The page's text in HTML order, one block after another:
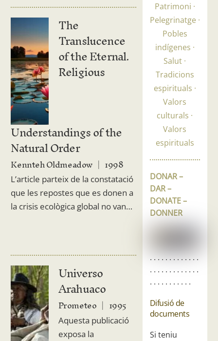
The
Translucence
of the Eternal.
Religious
Understandings of the
Natural Order
Kennteh Oldmeadow 1998
L’article parteix de la constatació
que les repostes que es donen a
la crisis ecològica global no van…
Universo
Arahuaco
Prometeo 1995
Aquesta publicació
exposa la
Patrimoni
Pelegrinatge
Pobles
indígenes
Salut
Tradicions
espirituals
Valors
culturals
Valors
espirituals
DONAR –
DAR –
DONATE –
DONNER
. . . . . . . . . . . . .
. . . . . . . . . . . . .
. . . . . . . . . . .
Difusió de
documents
Si teniu